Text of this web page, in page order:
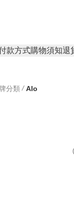
款方式購物須知退
分類 / Alo